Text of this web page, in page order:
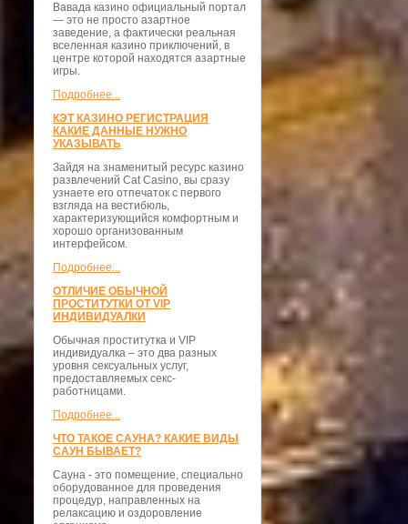
Вавада казино официальный портал
— это не просто азартное
заведение, а фактически реальная
вселенная казино приключений, в
центре которой находятся азартные
игры.
Подробнее...
КЭТ КАЗИНО РЕГИСТРАЦИЯ
КАКИЕ ДАННЫЕ НУЖНО
УКАЗЫВАТЬ
Зайдя на знаменитый ресурс казино
развлечений Cat Casino, вы сразу
узнаете его отпечаток с первого
взгляда на вестибюль,
характеризующийся комфортным и
хорошо организованным
интерфейсом.
Подробнее...
ОТЛИЧИЕ ОБЫЧНОЙ
ПРОСТИТУТКИ ОТ VIP
ИНДИВИДУАЛКИ
Обычная проститутка и VIP
индивидуалка – это два разных
уровня сексуальных услуг,
предоставляемых секс-
работницами.
Подробнее...
ЧТО ТАКОЕ САУНА? КАКИЕ ВИДЫ
САУН БЫВАЕТ?
Сауна - это помещение, специально
оборудованное для проведения
процедур, направленных на
релаксацию и оздоровление